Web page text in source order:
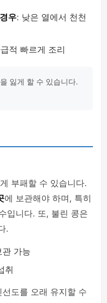
우: 낮은 열에서 천천
적 빠르게 조리
잃게 할 수 있습니다.
부패할 수 있습니다.
에 보관해야 하며, 특히
입니다. 또, 불린 콩은
.
가능
취
도를 오래 유지할 수